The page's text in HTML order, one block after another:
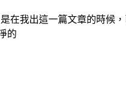
在我出這一篇文章的時候
的